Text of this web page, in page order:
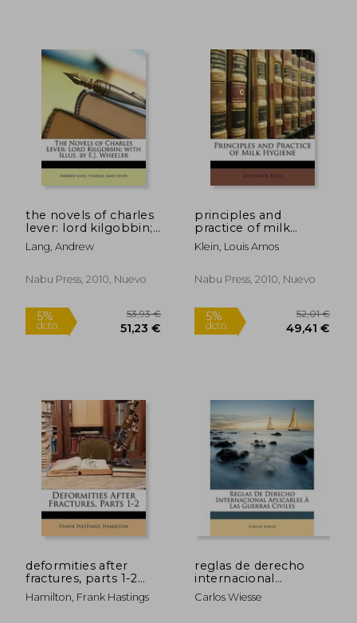
5%
dcto. 46,44 €
dcto.
19,05 €
18,10 € dcto.
the novels of charles
lever: lord kilgobbin;
with illus. by e.j.
wheeler (en Inglés)
Lang, Andrew
Nabu Press, 2010, Nuevo
principles and
practice of milk
hygiene (en Inglés)
Klein, Louis Amos
Nabu Press, 2010, Nuevo
deformities after
fractures, parts 1-2
(en Inglés)
Hamilton, Frank Hastings
reglas de derecho
internacional
aplicables las guerras
civiles
Carlos Wiesse